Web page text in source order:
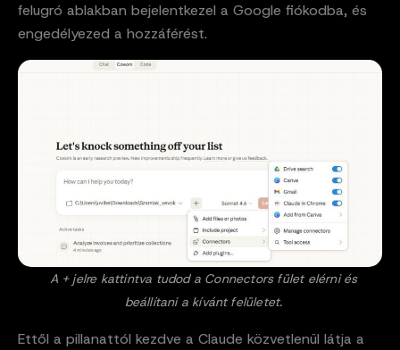
felugró ablakban bejelentkezel a Google fiókodba, és
engedélyezed a hozzáférést.
A + jelre kattintva tudod a Connectors fület elérni és
beállítani a kívánt felületet.
Ettől a pillanattól kezdve a Claude közvetlenül látja a